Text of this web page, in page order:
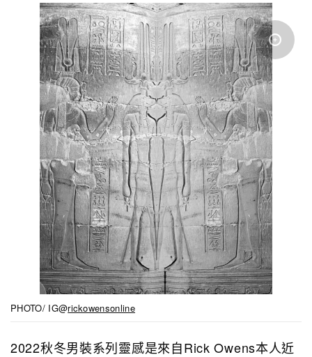
PHOTO/ IG@rickowensonline
2022秋冬男裝系列靈感是來自Rick Owens本人近